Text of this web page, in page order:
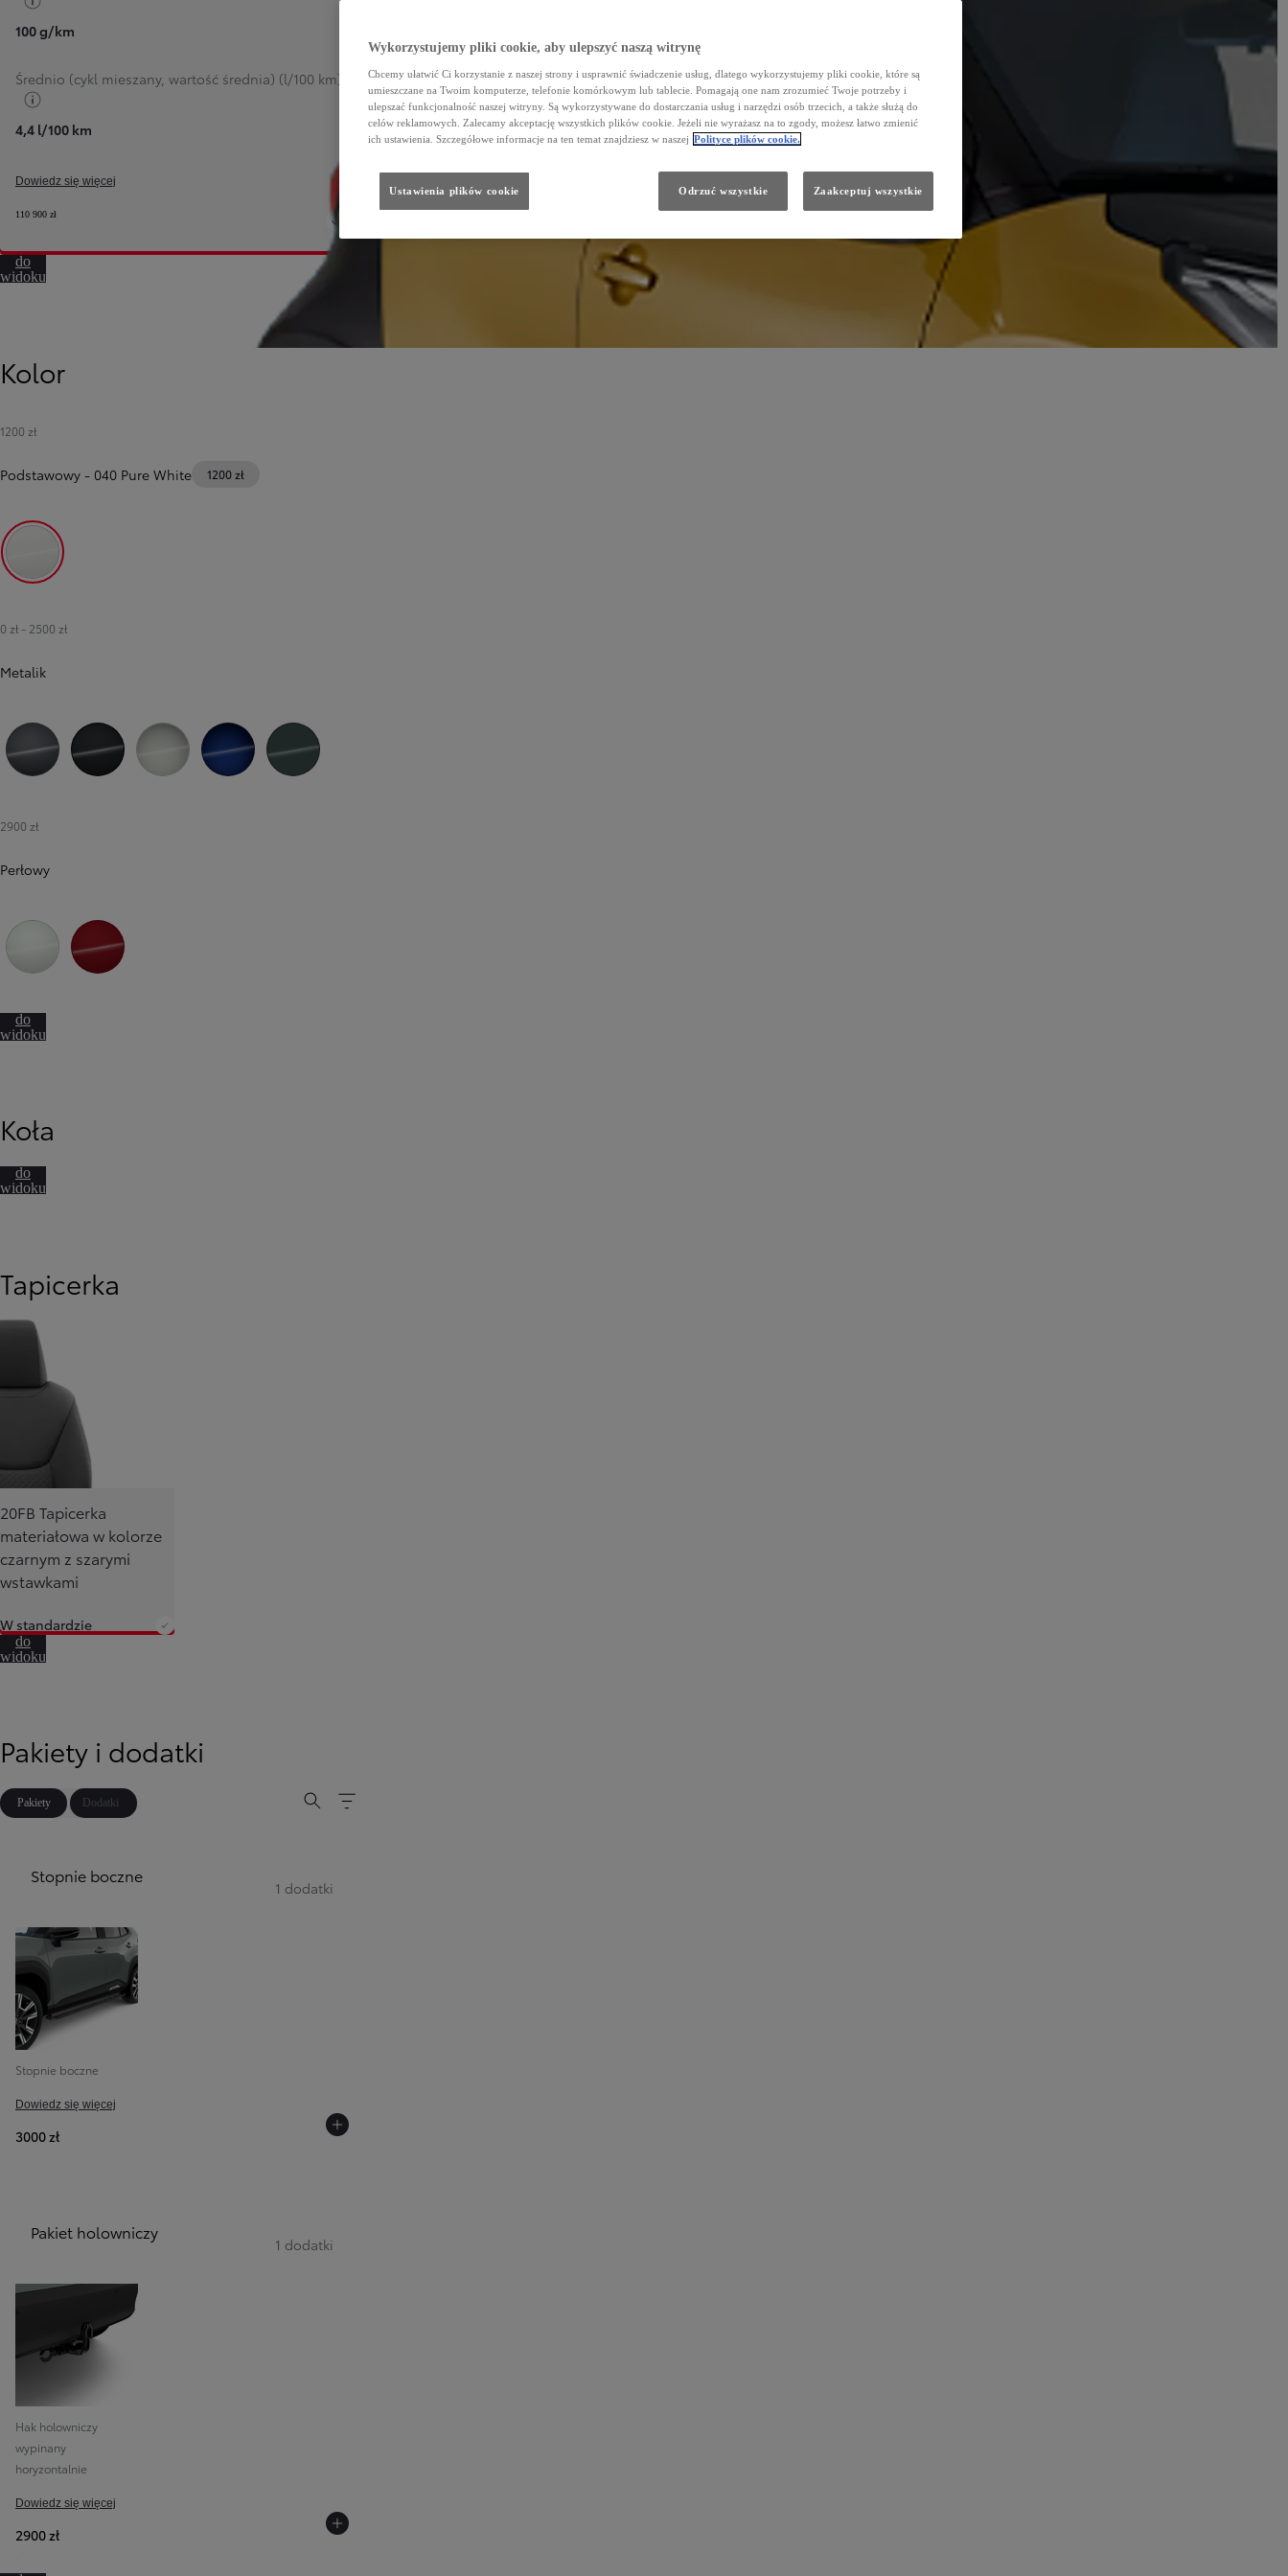
Yaris Cross
HYBRID
100 g/km
Średnio (cykl mieszany, wartość średnia) (l/100 km)
4,4 l/100 km
Dowiedz się więcej
110 900 zł
Przejdź
do
widoku
Kolor
1200 zł
Podstawowy - 040 Pure White 1200 zł
040 Pure White
0 zł - 2500 zł
Metalik
2900 zł
Perłowy
do
widoku
Koła
do
widoku
Tapicerka
20FB Tapicerka
materiałowa w kolorze
czarnym z szarymi
wstawkami
W standardzie
Przejdź
do
widoku
Pakiety i dodatki
Pakiety Dodatki
Stopnie boczne
1 dodatki
Stopnie boczne
Dowiedz się więcej
3000 zł
Pakiet holowniczy
1 dodatki
Hak holowniczy
wypinany
horyzontalnie
Dowiedz się więcej
2900 zł
Wykorzystujemy pliki cookie, aby ulepszyć naszą witrynę
Chcemy ułatwić Ci korzystanie z naszej strony i usprawnić świadczenie usług, dlatego wykorzystujemy pliki cookie, które są
umieszczane na Twoim komputerze, telefonie komórkowym lub tablecie. Pomagają one nam zrozumieć Twoje potrzeby i
ulepszać funkcjonalność naszej witryny. Są wykorzystywane do dostarczania usług i narzędzi osób trzecich, a także służą do
celów reklamowych. Zalecamy akceptację wszystkich plików cookie. Jeżeli nie wyrażasz na to zgody, możesz łatwo zmienić
ich ustawienia. Szczegółowe informacje na ten temat znajdziesz w naszej Polityce plików cookie.
Ustawienia plików cookie Odrzuć wszystkie Zaakceptuj wszystkie